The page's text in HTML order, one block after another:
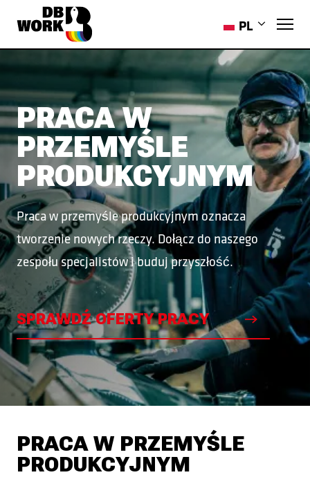
PL
EN
RO
HR
ES
PT-PT
UK
PRACA W
PRZEMYŚLE
PRODUKCYJNYM
Praca w przemyśle produkcyjnym oznacza
tworzenie nowych rzeczy. Dołącz do naszego
zespołu specjalistów i buduj przyszłość.
SPRAWDŹ OFERTY PRACY
PRACA W PRZEMYŚLE
PRODUKCYJNYM